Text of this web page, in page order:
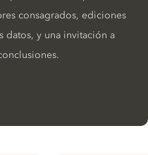
consagrados, ediciones
datos, y una invitación a